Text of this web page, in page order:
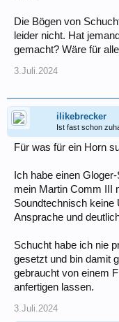
Die Bögen von
leider nicht. Hat
gemacht? Wäre für
3.Juli.2024
ilikebrecker
Ist fast schon
Für was für ein Horn
Ich habe einen
mein Martin Comm III
Soundtechnisch keine
Ansprache und
Schucht habe ich nie
gesetzt und bin damit
gebraucht von einem
anfertigen lassen.
3.Juli.2024